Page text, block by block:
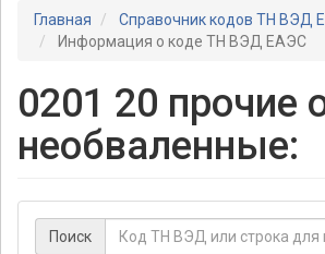
Главная
Справочник кодов ТН ВЭД
Информация о коде ТН ВЭД ЕАЭС
0201 20 прочие
необваленные:
Поиск